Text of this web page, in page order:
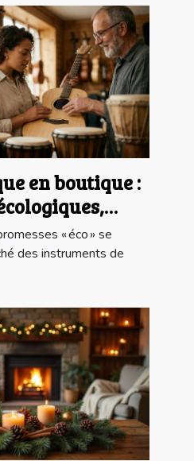
en boutique :
?
« éco » se
des instruments de